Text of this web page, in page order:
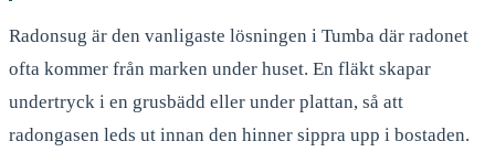
Radonsug är den vanligaste lösningen i Tumba där radonet
ofta kommer från marken under huset. En fläkt skapar
undertryck i en grusbädd eller under plattan, så att
radongasen leds ut innan den hinner sippra upp i bostaden.